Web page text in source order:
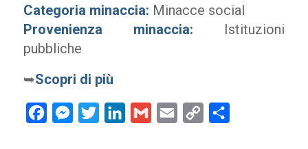
Categoria minaccia: Minacce social
Provenienza minaccia: Istituzioni
pubbliche
➥Scopri di più
FacebookMessenger
Twitter LinkedInGmail Email
Copy